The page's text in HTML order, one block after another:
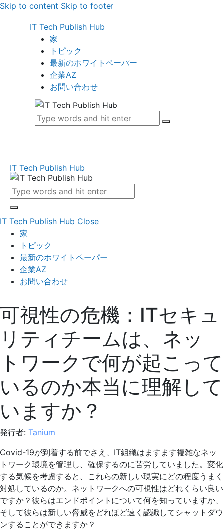
Skip to content Skip to footer
IT Tech Publish Hub
家
トピック
最新のホワイトペーパー
企業AZ
お問い合わせ
IT Tech Publish Hub
IT Tech Publish Hub Close
家
トピック
最新のホワイトペーパー
企業AZ
お問い合わせ
可視性の危機：ITセキュ
リティチームは、ネッ
トワークで何が起こって
いるのか本当に理解して
いますか？
発行者: Tanium
Covid-19が到着する前でさえ、IT組織はますます複雑なネッ
トワーク環境を管理し、確保するのに苦労していました。変化
する気候を考慮すると、これらの新しい現実にどの程度うまく
対処しているのか。ネットワークへの可視性はどれくらい良い
ですか？彼らはエンドポイントについて何を知っていますか、
そして彼らは新しい脅威をどれほど速く認識してシャットダウ
ンすることができますか？